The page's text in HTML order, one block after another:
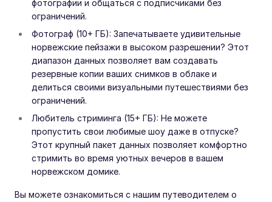
фотографии и общаться с подписчиками без
ограничений.
Фотограф (10+ ГБ): Запечатываете удивительные
норвежские пейзажи в высоком разрешении? Этот
диапазон данных позволяет вам создавать
резервные копии ваших снимков в облаке и
делиться своими визуальными путешествиями без
ограничений.
Любитель стриминга (15+ ГБ): Не можете
пропустить свои любимые шоу даже в отпуске?
Этот крупный пакет данных позволяет комфортно
стримить во время уютных вечеров в вашем
норвежском домике.
Вы можете ознакомиться с нашим путеводителем о